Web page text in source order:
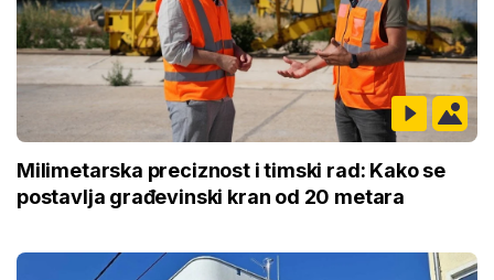
Milimetarska preciznost i timski rad: Kako se
postavlja građevinski kran od 20 metara